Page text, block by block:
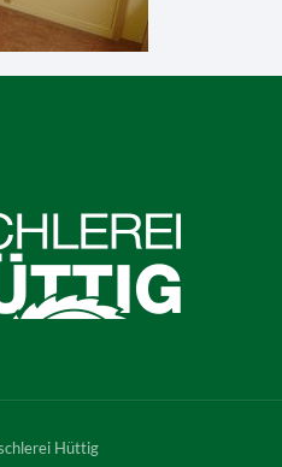
Hüttig